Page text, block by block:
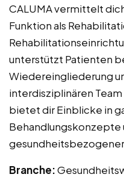
CALUMA vermittelt
Funktion als
unterstützt Patienten
Wiedereingliederung
interdisziplinären
bietet dir Einblicke in
Behandlungskonzepte
gesundheitsbezogener
Branche: